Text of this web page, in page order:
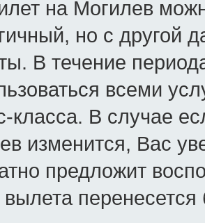
на Могилев
но с другой
В течение
всеми
класса. В случае
изменится, Вас
предложит